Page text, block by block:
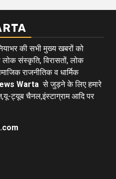
की सभी मुख्य खबरों को
लोक संस्कृति, विरासतों, लोक
राजनीतिक व धार्मिक
Warta से जुड़ने के लिए हमारे
ट्यूब चैनल,इंस्टाग्राम आदि पर